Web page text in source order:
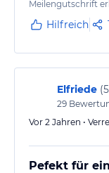
Meilengutschrift
Hilfreich
Elfriede (
29
Vor 2 Jahren •
Pefekt für